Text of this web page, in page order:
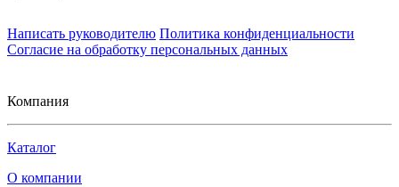
Написать руководителю Политика конфиденциальности
Согласие на обработку персональных данных
Компания
Каталог
О компании